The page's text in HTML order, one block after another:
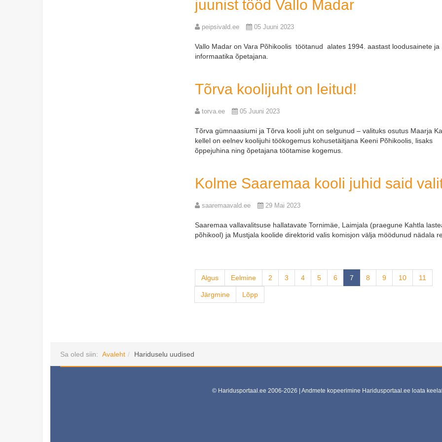
juunist tööd Vallo Madar
peipsivald.ee 05 Juuni 2023
Vallo Madar on Vara Põhikoolis töötanud alates 1994. aastast loodusainete ja
informaatika õpetajana.
Tõrva koolijuht on leitud!
torva.ee 05 Juuni 2023
Tõrva gümnaasiumi ja Tõrva kooli juht on selgunud – valituks osutus Maarja
kellel on eelnev koolijuhi töökogemus kohusetäitjana Keeni Põhikoolis, lisaks
õppejuhina ning õpetajana töötamise kogemus.
Kolme Saaremaa kooli juhid said
saaremaavald.ee 29 Mai 2023
Saaremaa vallavalitsuse hallatavate Tornimäe, Laimjala (praegune Kahtla
põhikool) ja Mustjala koolide direktorid valis komisjon välja möödunud nädala
Algus Eelmine 2 3 4 5 6 7 8 9 10 11
Järgmine Lõpp
Sa oled siin: Avaleht Hariduselu uudised
© Haridusportaal.ee 2006-2026 | Andmete kopeerimine Haridusportaal.ee loata